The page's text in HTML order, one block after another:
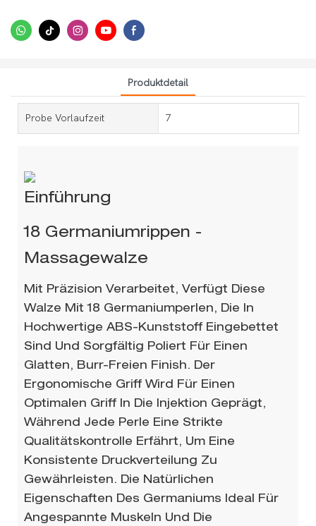
Produktdetail
Probe Vorlaufzeit 7
Einführung
18 Germaniumrippen -
Massagewalze
Mit Präzision Verarbeitet, Verfügt Diese
Walze Mit 18 Germaniumperlen, Die In
Hochwertige ABS-Kunststoff Eingebettet
Sind Und Sorgfältig Poliert Für Einen
Glatten, Burr-Freien Finish. Der
Ergonomische Griff Wird Für Einen
Optimalen Griff In Die Injektion Geprägt,
Während Jede Perle Eine Strikte
Qualitätskontrolle Erfährt, Um Eine
Konsistente Druckverteilung Zu
Gewährleisten. Die Natürlichen
Eigenschaften Des Germaniums Ideal Für
Angespannte Muskeln Und Die